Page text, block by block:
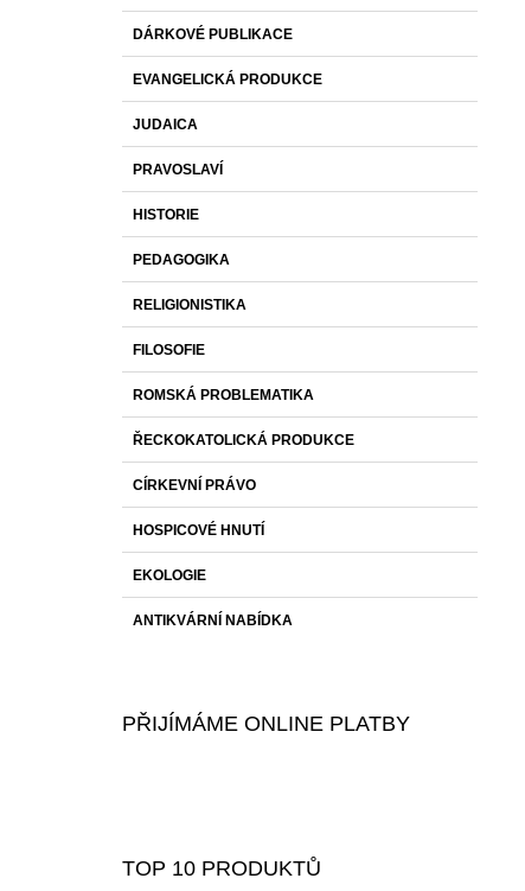
DÁRKOVÉ PUBLIKACE
EVANGELICKÁ PRODUKCE
JUDAICA
PRAVOSLAVÍ
HISTORIE
PEDAGOGIKA
RELIGIONISTIKA
FILOSOFIE
ROMSKÁ PROBLEMATIKA
ŘECKOKATOLICKÁ PRODUKCE
CÍRKEVNÍ PRÁVO
HOSPICOVÉ HNUTÍ
EKOLOGIE
ANTIKVÁRNÍ NABÍDKA
PŘIJÍMÁME ONLINE PLATBY
TOP 10 PRODUKTŮ